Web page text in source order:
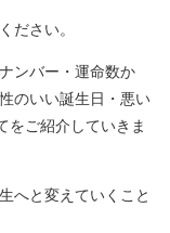
ださい。
ンバー・運命数か
のいい誕生日・悪い
をご紹介していきま
へと変えていくこと